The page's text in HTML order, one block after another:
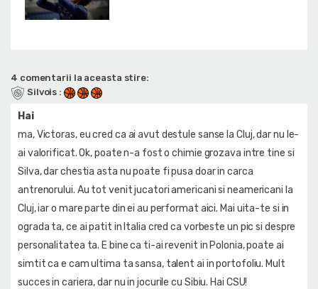
4 comentarii la aceasta stire:
Silvois :
Hai
ma, Victoras, eu cred ca ai avut destule sanse la Cluj, dar nu le-
ai valorificat. Ok, poate n-a fost o chimie grozava intre tine si
Silva, dar chestia asta nu poate fi pusa doar in carca
antrenorului. Au tot venit jucatori americani si neamericani la
Cluj, iar o mare parte din ei au performat aici. Mai uita-te si in
ograda ta, ce ai patit in Italia cred ca vorbeste un pic si despre
personalitatea ta. E bine ca ti-ai revenit in Polonia, poate ai
simtit ca e cam ultima ta sansa, talent ai in portofoliu. Mult
succes in cariera, dar nu in jocurile cu Sibiu. Hai CSU!